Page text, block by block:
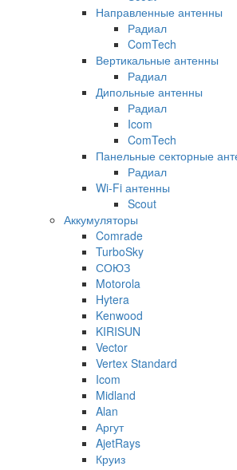
Направленные антенны
Радиал
ComTech
Вертикальные антенны
Радиал
Дипольные антенны
Радиал
Icom
ComTech
Панельные секторные
Радиал
Wi-Fi антенны
Scout
Аккумуляторы
Comrade
TurboSky
СОЮЗ
Motorola
Hytera
Kenwood
KIRISUN
Vector
Vertex Standard
Icom
Midland
Alan
Аргут
AjetRays
Круиз